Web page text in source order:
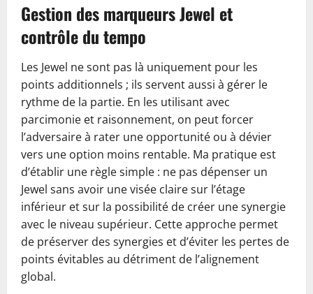
Gestion des marqueurs Jewel et
contrôle du tempo
Les Jewel ne sont pas là uniquement pour les
points additionnels ; ils servent aussi à gérer le
rythme de la partie. En les utilisant avec
parcimonie et raisonnement, on peut forcer
l’adversaire à rater une opportunité ou à dévier
vers une option moins rentable. Ma pratique est
d’établir une règle simple : ne pas dépenser un
Jewel sans avoir une visée claire sur l’étage
inférieur et sur la possibilité de créer une synergie
avec le niveau supérieur. Cette approche permet
de préserver des synergies et d’éviter les pertes de
points évitables au détriment de l’alignement
global.